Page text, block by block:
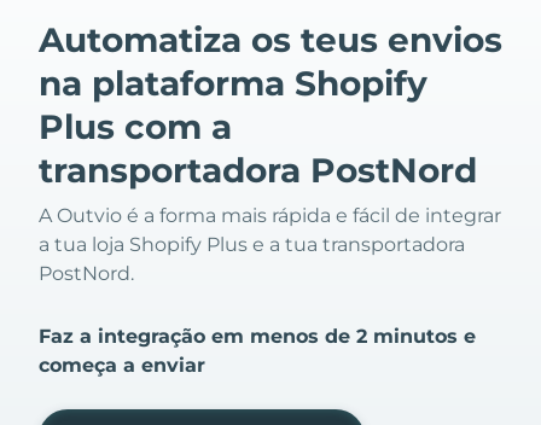
Automatiza os teus envios
na plataforma Shopify
Plus com a
transportadora PostNord
A Outvio é a forma mais rápida e fácil de integrar
a tua loja Shopify Plus e a tua transportadora
PostNord.
Faz a integração em menos de 2 minutos e
começa a enviar